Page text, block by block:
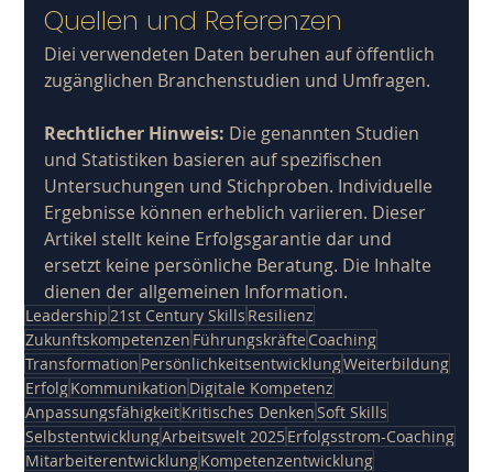
Quellen und Referenzen
Diei verwendeten Daten beruhen auf öffentlich
zugänglichen Branchenstudien und Umfragen.
Rechtlicher Hinweis: Die genannten Studien
und Statistiken basieren auf spezifischen
Untersuchungen und Stichproben. Individuelle
Ergebnisse können erheblich variieren. Dieser
Artikel stellt keine Erfolgsgarantie dar und
ersetzt keine persönliche Beratung. Die Inhalte
dienen der allgemeinen Information.
Leadership 21st Century Skills Resilienz
Zukunftskompetenzen Führungskräfte Coaching
Transformation PersönlichkeitsentwicklungWeiterbildung
ErfolgKommunikation Digitale Kompetenz
AnpassungsfähigkeitKritisches DenkenSoft Skills
SelbstentwicklungArbeitswelt 2025Erfolgsstrom-Coaching
MitarbeiterentwicklungKompetenzentwicklung